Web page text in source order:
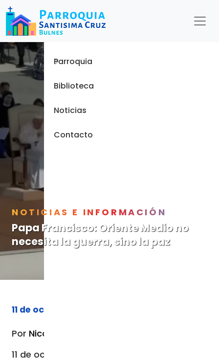
NOTICIAS E INFORMACIÓN
Papa Francisco: Oriente Medio no
necesita la guerra, sino la paz
11 de octubre de 2023
Por Nicolás de Cárdenas
11 de octubre de 2023 / 04:26 AM
Menu
Inicio
Parroquia
Biblioteca
Noticias
Contacto